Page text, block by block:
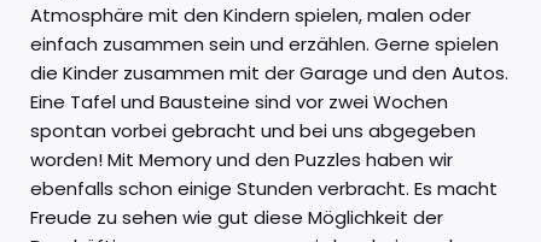
Atmosphäre mit den Kindern spielen, malen oder
einfach zusammen sein und erzählen. Gerne spielen
die Kinder zusammen mit der Garage und den Autos.
Eine Tafel und Bausteine sind vor zwei Wochen
spontan vorbei gebracht und bei uns abgegeben
worden! Mit Memory und den Puzzles haben wir
ebenfalls schon einige Stunden verbracht. Es macht
Freude zu sehen wie gut diese Möglichkeit der